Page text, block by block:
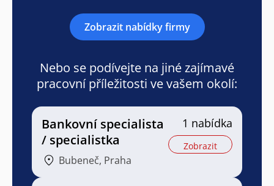
Zobrazit nabídky firmy
Nebo se podívejte na jiné zajímavé
pracovní příležitosti ve vašem okolí:
Bankovní specialista
/ specialistka
Bubeneč, Praha
1 nabídka
Zobrazit